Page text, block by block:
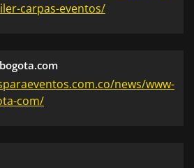
carpas-eventos/
news/www-
com/